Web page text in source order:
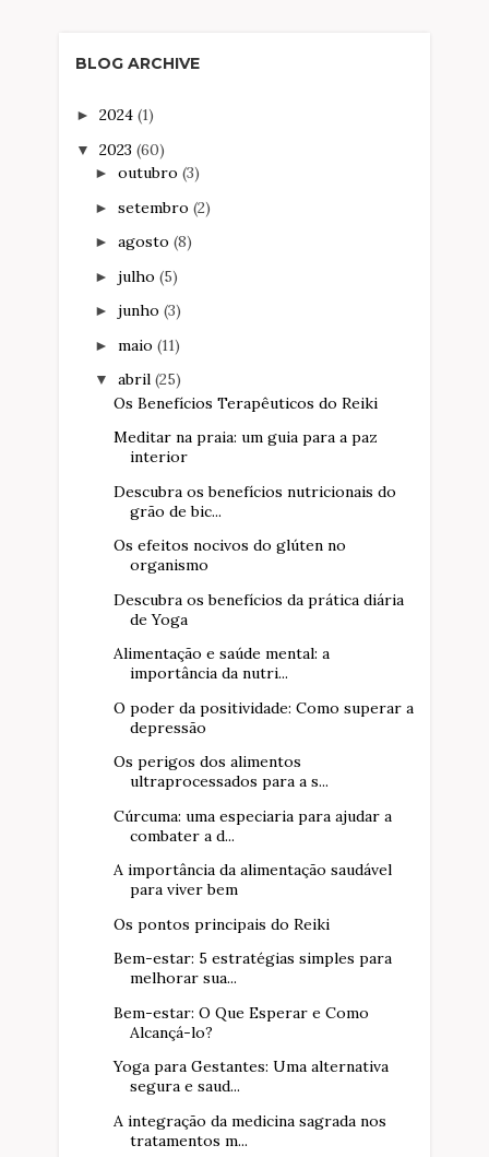
BLOG ARCHIVE
► 2024 (1)
▼ 2023 (60)
► outubro (3)
► setembro (2)
► agosto (8)
► julho (5)
► junho (3)
► maio (11)
▼ abril (25)
Os Benefícios Terapêuticos do Reiki
Meditar na praia: um guia para a paz
interior
Descubra os benefícios nutricionais do
grão de bic...
Os efeitos nocivos do glúten no
organismo
Descubra os benefícios da prática diária
de Yoga
Alimentação e saúde mental: a
importância da nutri...
O poder da positividade: Como superar a
depressão
Os perigos dos alimentos
ultraprocessados para a s...
Cúrcuma: uma especiaria para ajudar a
combater a d...
A importância da alimentação saudável
para viver bem
Os pontos principais do Reiki
Bem-estar: 5 estratégias simples para
melhorar sua...
Bem-estar: O Que Esperar e Como
Alcançá-lo?
Yoga para Gestantes: Uma alternativa
segura e saud...
A integração da medicina sagrada nos
tratamentos m...